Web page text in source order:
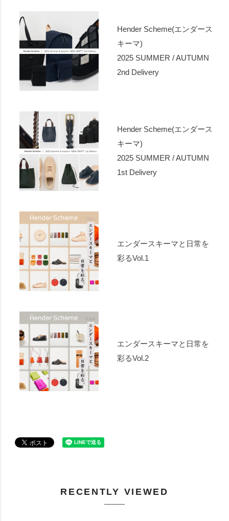
Hender Scheme(エンダース
キーマ)
2025 SUMMER / AUTUMN
2nd Delivery
Hender Scheme(エンダース
キーマ)
2025 SUMMER / AUTUMN
1st Delivery
エンダースキーマと日常を
彩るVol.1
エンダースキーマと日常を
彩るVol.2
RECENTLY VIEWED